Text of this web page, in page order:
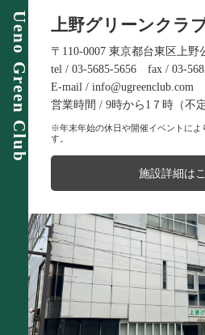
Ueno Green Club 上野グリーンクラ
〒110-0007 東京都台東区上野
tel / 03-5685-5656 fax / 03-
E-mail / info@ugreenclub.com
営業時間 / 9時から1７時（不定
※年末年始の休日や開催イベントによ
す。
施設詳細は